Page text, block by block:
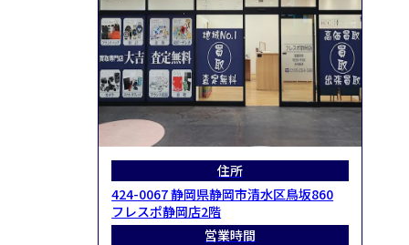
住所
424-0067 静岡県静岡市清水区鳥坂860
フレスポ静岡店2階
営業時間